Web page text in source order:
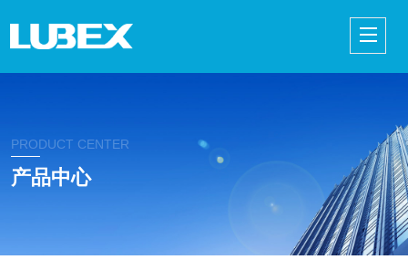
PRODUCT CENTER
产品中心